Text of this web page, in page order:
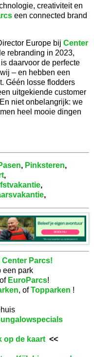
creativiteit en
een connected brand
Europe bij Center
rebranding in 2023,
daarvoor de perfecte
– en hebben een
Géén losse flodders
uitgekiende customer
niet onbelangrijk: we
heel mooie dingen
, Pinksteren,
,
,
,
Parcs!
een park
EuroParcs!
, ofTopparken !
op de kaart <<